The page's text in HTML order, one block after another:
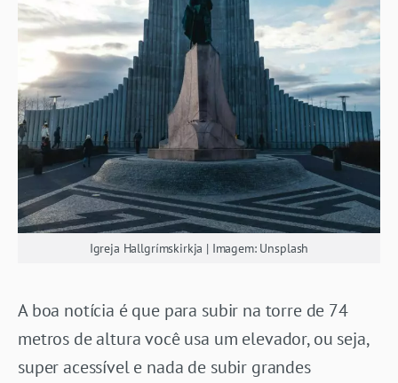
Igreja Hallgrímskirkja | Imagem: Unsplash
A boa notícia é que para subir na torre de 74
metros de altura você usa um elevador, ou seja,
super acessível e nada de subir grandes